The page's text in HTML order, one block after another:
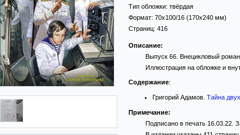
Тип обложки: твёрдая
Формат: 70x100/16 (170x240 мм)
Страниц: 416
Описание:
Выпуск 66. Внецикловый роман.
Иллюстрация на обложке и
Содержание:
Григорий Адамов. Тайна
Примечание:
Подписано в печать 16.03.22.